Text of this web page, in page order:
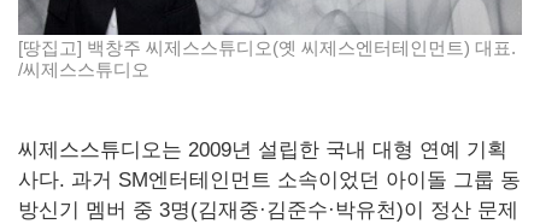
[땅집고] 백창주 씨제스스튜디오(옛 씨제스엔터테인먼트) 대표.
/씨제스스튜디오
씨제스스튜디오는 2009년 설립한 국내 대형 연예 기획
사다. 과거 SM엔터테인먼트 소속이었던 아이돌 그룹 동
방신기 멤버 중 3명(김재중·김준수·박유천)이 정산 문제